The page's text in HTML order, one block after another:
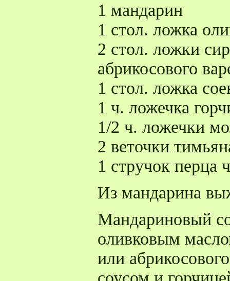
1 мандарин
1 стол. ложка
2 стол. ложки
абрикосового
1 стол. ложка
1 ч. ложечка
1/2 ч. ложечки
2 веточки
1 стручок перца
Из мандарина
Мандариновый
оливковым
или